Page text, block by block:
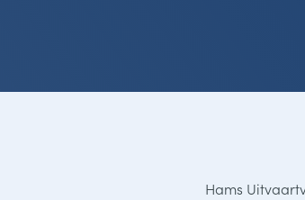
Hams